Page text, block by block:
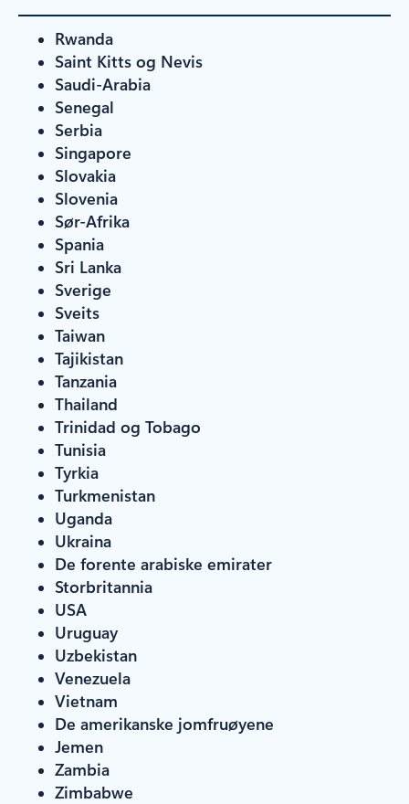
Rwanda
Saint Kitts og Nevis
Saudi-Arabia
Senegal
Serbia
Singapore
Slovakia
Slovenia
Sør-Afrika
Spania
Sri Lanka
Sverige
Sveits
Taiwan
Tajikistan
Tanzania
Thailand
Trinidad og Tobago
Tunisia
Tyrkia
Turkmenistan
Uganda
Ukraina
De forente arabiske emirater
Storbritannia
USA
Uruguay
Uzbekistan
Venezuela
Vietnam
De amerikanske jomfruøyene
Jemen
Zambia
Zimbabwe